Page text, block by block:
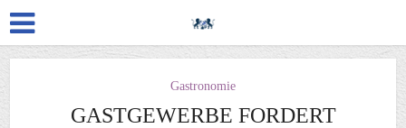
Gastronomie
GASTGEWERBE FORDERT